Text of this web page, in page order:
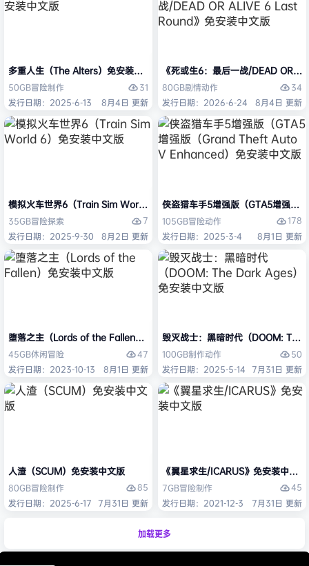
多重人生（The Alters）免安装中文版
50GB冒险制作
31
发行日期：2025-6-13
8月4日 更新
《死或生6：最后一战/DEAD OR
80GB剧情动作
34
发行日期：2026-6-24
8月4日 更新
模拟火车世界6（Train Sim World 6）免安装中文版
35GB冒险探索
7
发行日期：2025-9-30
8月2日 更新
侠盗猎车手5增强版（GTA5增强版
105GB冒险动作
178
发行日期：2025-3-4
8月1日 更新
堕落之主（Lords of the Fallen）免安装中文版
45GB休闲冒险
47
发行日期：2023-10-13
8月1日 更新
毁灭战士：黑暗时代（DOOM: The
100GB制作动作
50
发行日期：2025-5-14 7月31日 更新
人渣（SCUM）免安装中文版
80GB冒险制作
85
发行日期：2025-6-17 7月31日 更新
《翼星求生/ICARUS》免安装中文版
7GB冒险制作
45
发行日期：2021-12-3
7月31日 更新
加载更多